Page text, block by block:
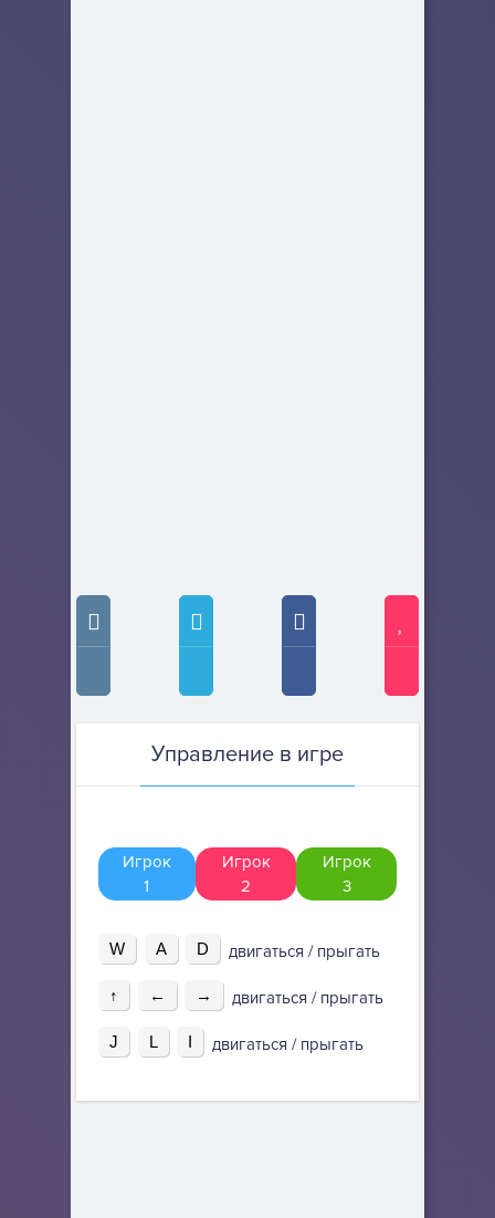
Управление в игре
Игрок
1
Игрок
2
Игрок
3
W A D двигаться / прыгать
↑ ← → двигаться / прыгать
J L I двигаться / прыгать